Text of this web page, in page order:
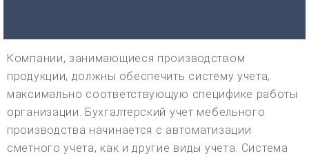
Компании, занимающиеся производством
продукции, должны обеспечить систему учета,
максимально соответствующую специфике работы
организации. Бухгалтерский учет мебельного
производства начинается с автоматизации
сметного учета, как и другие виды учета. Система